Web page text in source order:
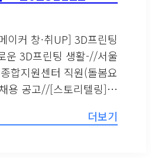
이커 창·취UP] 3D프린팅
운 3D프린팅 생활-//서울
합지원센터 직원(돌봄요
용 공고//[스토리텔링]…
더보기